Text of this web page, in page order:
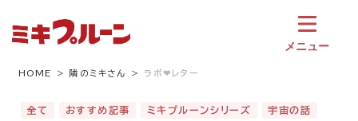
メニュー
HOME 隣のミキさん ラボ❤︎レター
全て おすすめ記事 ミキプルーンシリーズ 宇宙の話